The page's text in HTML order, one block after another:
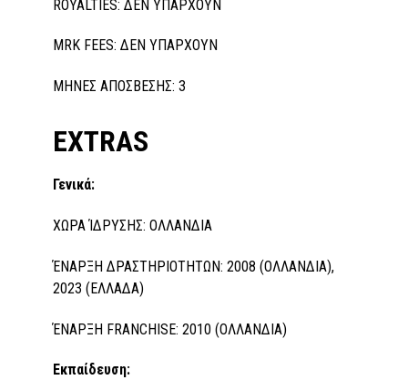
ROYALTIES: ΔΕΝ ΥΠΑΡΧΟΥΝ
MRK FEES: ΔΕΝ ΥΠΑΡΧΟΥΝ
ΜΗΝΕΣ ΑΠΟΣΒΕΣΗΣ: 3
EXTRAS
Γενικά:
ΧΩΡΑ ΊΔΡΥΣΗΣ: ΟΛΛΑΝΔΙΑ
ΈΝΑΡΞΗ ΔΡΑΣΤΗΡΙΟΤΗΤΩΝ: 2008 (ΟΛΛΑΝΔΙΑ),
2023 (ΕΛΛΑΔΑ)
ΈΝΑΡΞΗ FRANCHISE: 2010 (ΟΛΛΑΝΔΙΑ)
Εκπαίδευση: